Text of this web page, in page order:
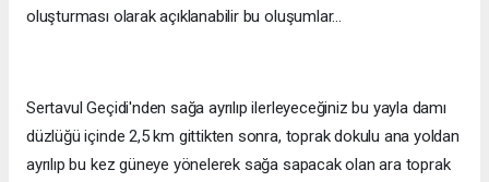
oluşturması olarak açıklanabilir bu oluşumlar...
Sertavul Geçidi'nden sağa ayrılıp ilerleyeceğiniz bu yayla damı
düzlüğü içinde 2,5 km gittikten sonra, toprak dokulu ana yoldan
ayrılıp bu kez güneye yönelerek sağa sapacak olan ara toprak